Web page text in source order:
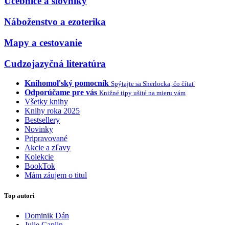
Náboženstvo a ezoterika
Mapy a cestovanie
Cudzojazyčná literatúra
Knihomoľský pomocník Spýtajte sa Sherlocka, čo čítať
Odporúčame pre vás Knižné tipy ušité na mieru vám
Všetky knihy
Knihy roka 2025
Bestsellery
Novinky
Pripravované
Akcie a zľavy
Kolekcie
BookTok
Mám záujem o titul
Top autori
Dominik Dán